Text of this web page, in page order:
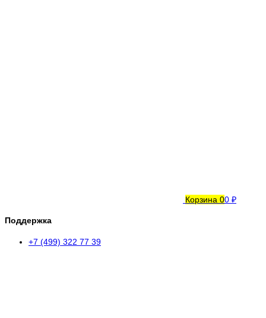
Корзина 00 ₽
Поддержка
+7 (499) 322 77 39